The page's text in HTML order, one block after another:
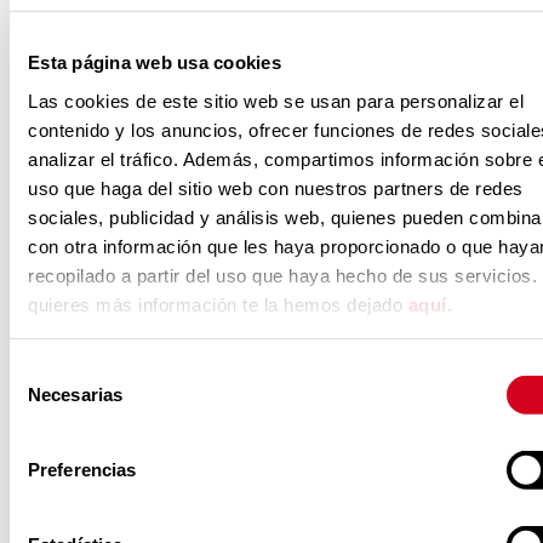
Esta página web usa cookies
Las cookies de este sitio web se usan para personalizar el
contenido y los anuncios, ofrecer funciones de redes
analizar el tráfico. Además, compartimos información sobre
uso que haga del sitio web con nuestros partners de redes
sociales, publicidad y análisis web, quienes pueden
con otra información que les haya proporcionado o que
recopilado a partir del uso que haya hecho de sus servicios.
quieres más información te la hemos dejado aquí
Necesarias
Preferencias
diversidad y la eliminación
de prejuicios hacia las
personas con discapacidad.
ÁMBITO TERRITORIAL DE
PRESTACIÓN DEL SERVICIO
Región de Murcia
Concurso público: WEB INSERTA
Fecha y hora límites de recepción de
14:00 horas